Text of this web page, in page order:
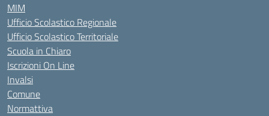
MIM
Ufficio Scolastico Regionale
Ufficio Scolastico Territoriale
Scuola in Chiaro
Iscrizioni On Line
Invalsi
Comune
Normattiva